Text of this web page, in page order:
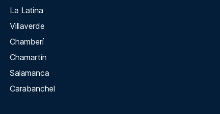
La Latina
Villaverde
Chamberí
Chamartín
Salamanca
Carabanchel